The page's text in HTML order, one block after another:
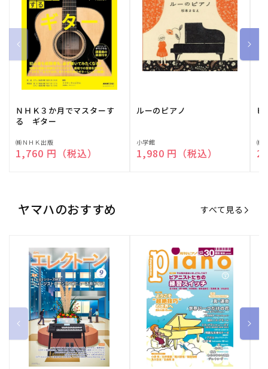
ＮＨＫ３か月でマスターす
る ギター
販
売
㈱ＮＨＫ出版
通常価格
1,760 円（税込）
ルーのピアノ
販
売
小学館
通常価格
1,980 円（税込）
ピ
販
売
㈱
ヤマハのおすすめ すべて見る